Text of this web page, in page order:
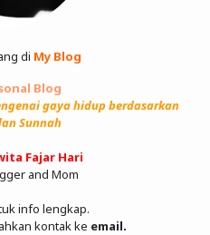
di My Blog
Blog
gaya hidup berdasarkan
Sunnah
Fajar Hari
and Mom
info lengkap.
kontak ke email.